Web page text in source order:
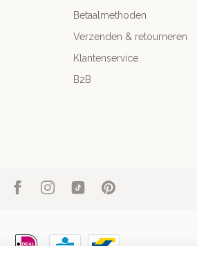
Betaalmethoden
Verzenden & retourneren
Klantenservice
B2B